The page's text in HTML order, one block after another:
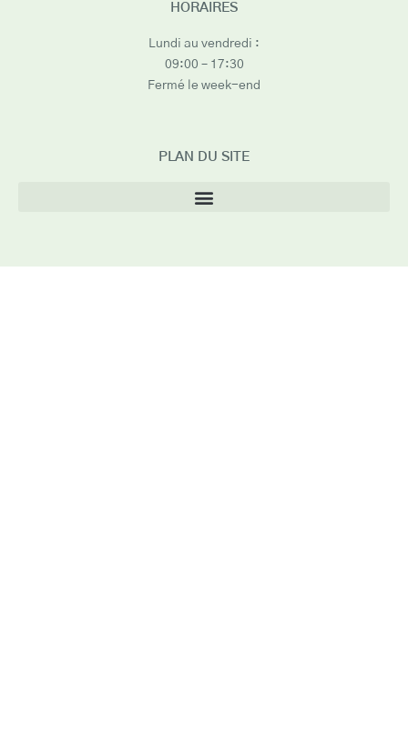
HORAIRES
Lundi au vendredi :
09:00 – 17:30
Fermé le week-end
PLAN DU SITE